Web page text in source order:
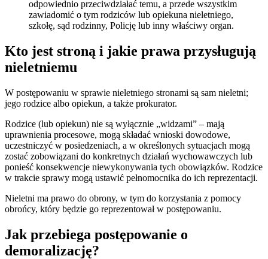
odpowiednio przeciwdziałać temu, a przede wszystkim
zawiadomić o tym rodziców lub opiekuna nieletniego,
szkołę, sąd rodzinny, Policję lub inny właściwy organ.
Kto jest stroną i jakie prawa przysługują
nieletniemu
W postępowaniu w sprawie nieletniego stronami są sam nieletni;
jego rodzice albo opiekun, a także prokurator.
Rodzice (lub opiekun) nie są wyłącznie „widzami” – mają
uprawnienia procesowe, mogą składać wnioski dowodowe,
uczestniczyć w posiedzeniach, a w określonych sytuacjach mogą
zostać zobowiązani do konkretnych działań wychowawczych lub
ponieść konsekwencje niewykonywania tych obowiązków. Rodzice
w trakcie sprawy mogą ustawić pełnomocnika do ich reprezentacji.
Nieletni ma prawo do obrony, w tym do korzystania z pomocy
obrońcy, który będzie go reprezentował w postępowaniu.
Jak przebiega postępowanie o
demoralizację?